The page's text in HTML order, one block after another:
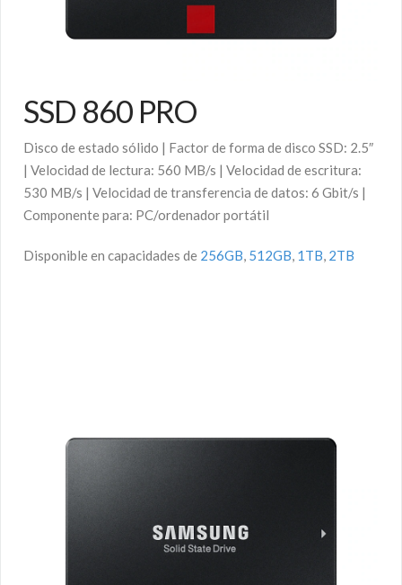
SSD 860 PRO
Disco de estado sólido | Factor de forma de disco SSD: 2.5″
| Velocidad de lectura: 560 MB/s | Velocidad de escritura:
530 MB/s | Velocidad de transferencia de datos: 6 Gbit/s |
Componente para: PC/ordenador portátil
Disponible en capacidades de 256GB, 512GB, 1TB, 2TB